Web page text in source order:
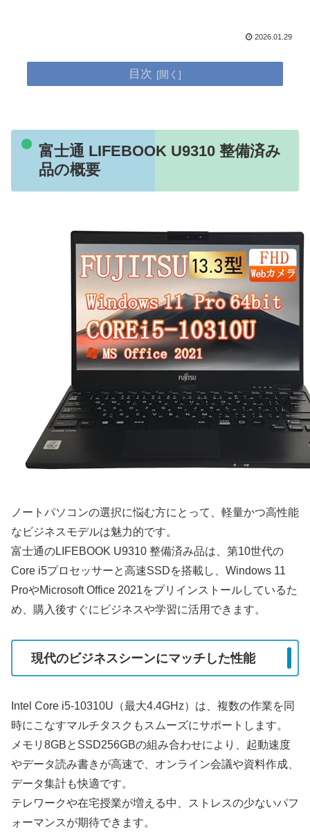
2026.01.29
目次
富士通 LIFEBOOK U9310 整備済み
品の概要
ノートパソコンの選択に悩む方にとって、軽量かつ高性能
なビジネスモデルは魅力的です。
富士通のLIFEBOOK U9310 整備済み品は、第10世代の
Core i5プロセッサーと高速SSDを搭載し、Windows 11
ProやMicrosoft Office 2021をプリインストールしているた
め、購入後すぐにビジネスや学習に活用できます。
現代のビジネスシーンにマッチした性能
Intel Core i5-10310U（最大4.4GHz）は、複数の作業を同
時にこなすマルチタスクもスムーズにサポートします。
メモリ8GBとSSD256GBの組み合わせにより、起動速度
やデータ読み書きが高速で、オンライン会議や資料作成、
データ集計も快適です。
テレワークや在宅授業が増える中、ストレスの少ないパフ
ォーマンスが期待できます。